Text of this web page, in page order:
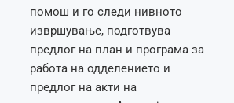
помош и го следи нивното
извршување, подготвува
предлог на план и програма за
работа на одделението и
предлог на акти на